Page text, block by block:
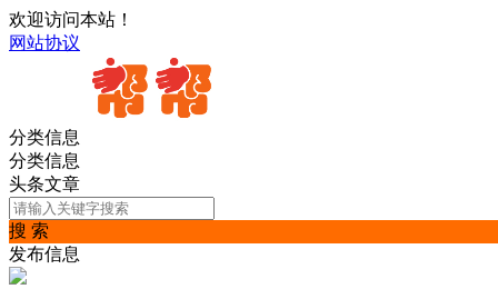
欢迎访问本站！
网站协议
分类信息
分类信息
头条文章
搜 索
发布信息